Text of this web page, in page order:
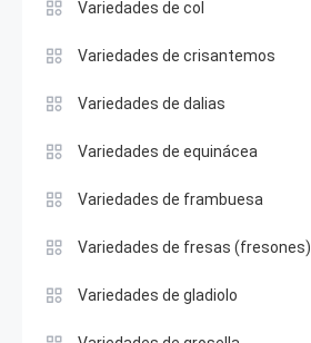
Variedades de col
Variedades de crisantemos
Variedades de dalias
Variedades de equinácea
Variedades de frambuesa
Variedades de fresas (fresones)
Variedades de gladiolo